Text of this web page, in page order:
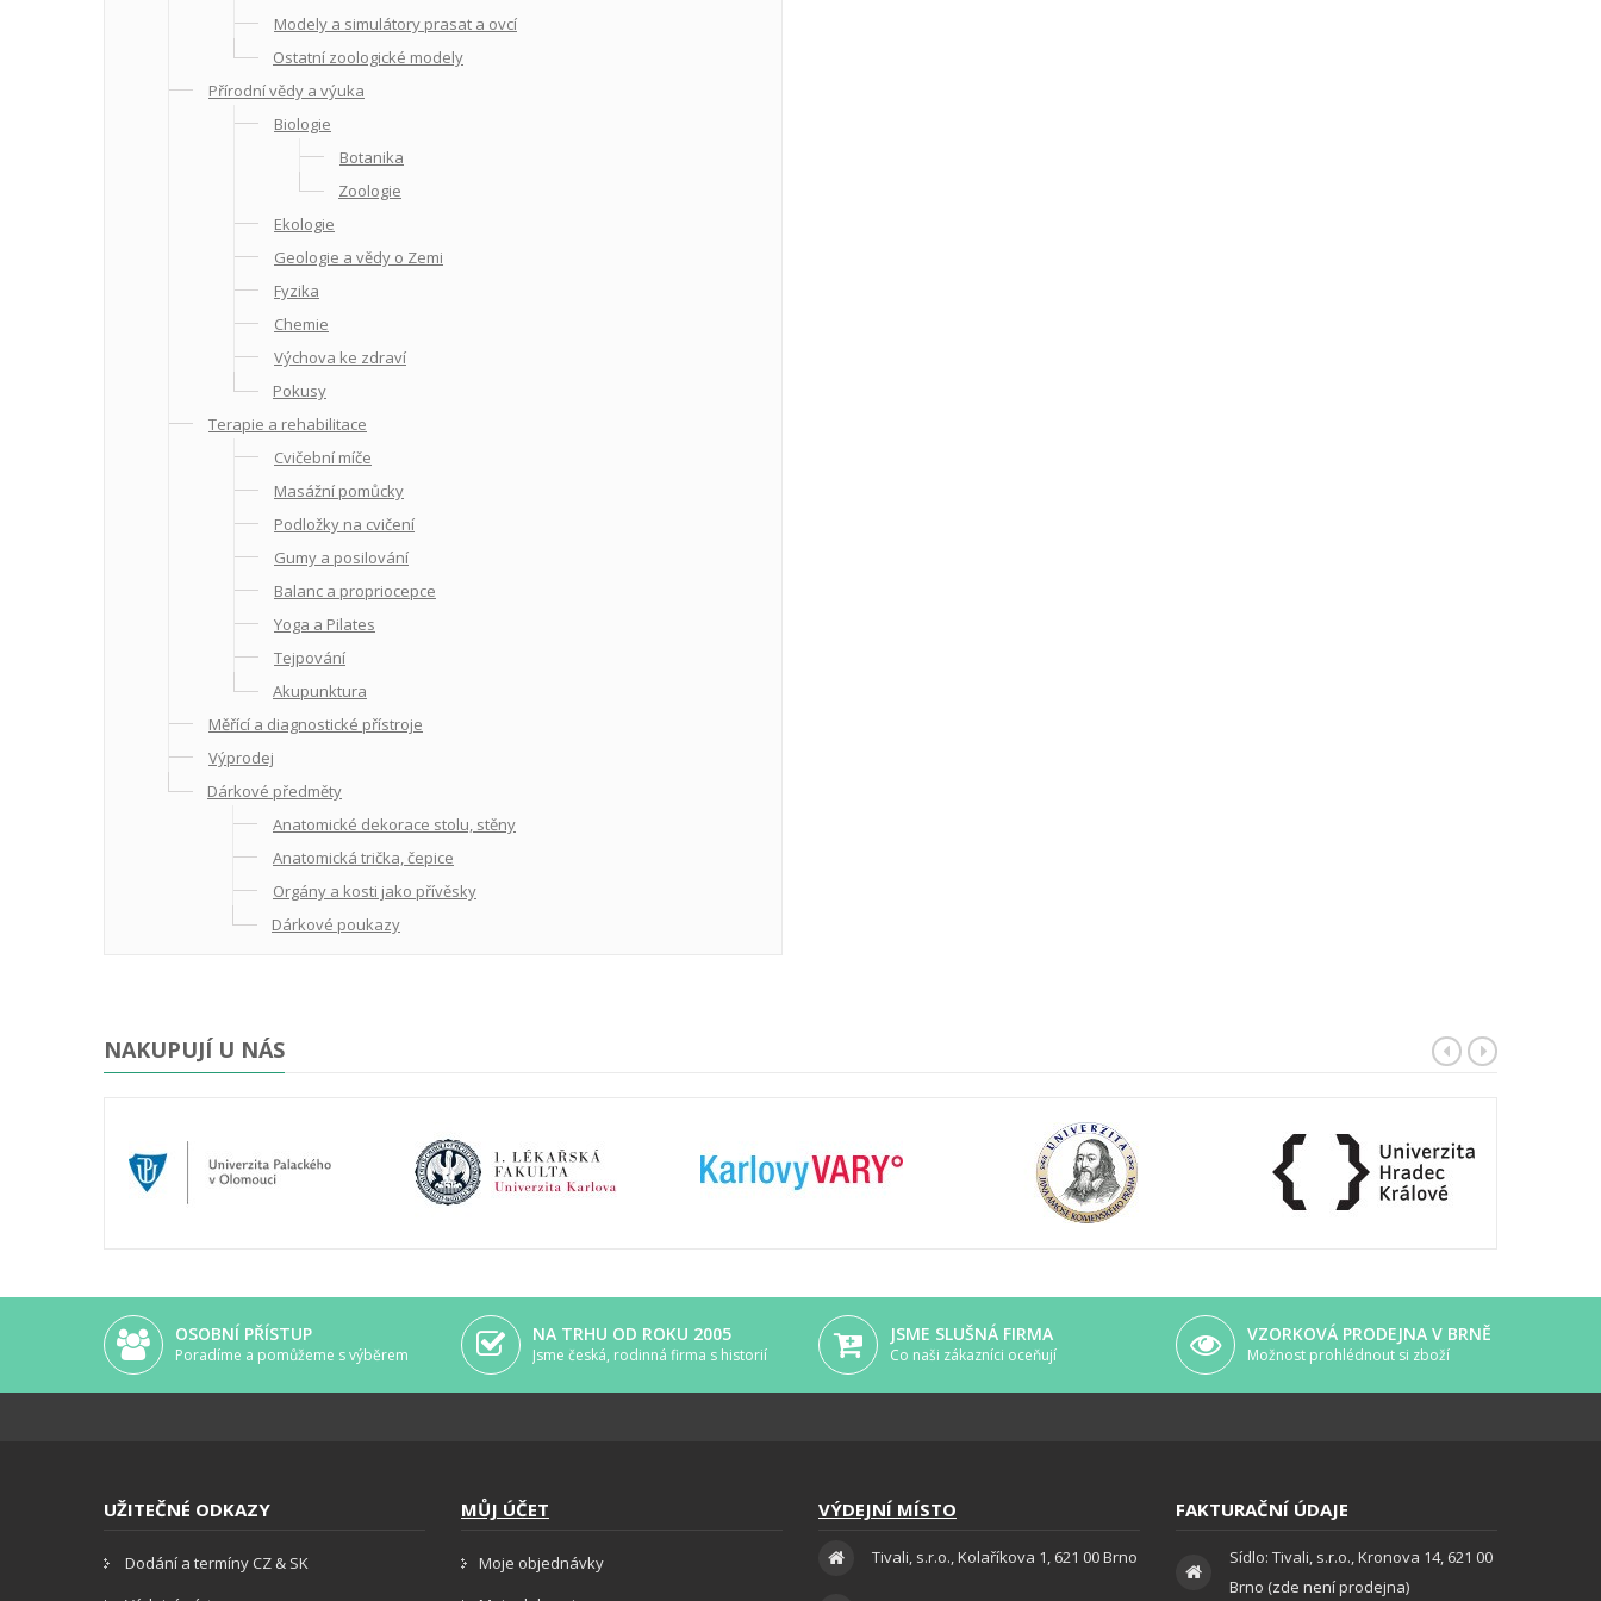
Modely a simulátory prasat a ovcí
Ostatní zoologické modely
Přírodní vědy a výuka
Biologie
Botanika
Zoologie
Ekologie
Geologie a vědy o Zemi
Fyzika
Chemie
Výchova ke zdraví
Pokusy
Terapie a rehabilitace
Cvičební míče
Masážní pomůcky
Podložky na cvičení
Gumy a posilování
Balanc a propriocepce
Yoga a Pilates
Tejpování
Akupunktura
Měřící a diagnostické přístroje
Výprodej
Dárkové předměty
Anatomické dekorace stolu, stěny
Anatomická trička, čepice
Orgány a kosti jako přívěsky
Dárkové poukazy
NAKUPUJÍ U NÁS
OSOBNÍ PŘÍSTUP
Poradíme a pomůžeme s výběrem
NA TRHU OD ROKU 2005
Jsme česká, rodinná firma s historií
JSME SLUŠNÁ FIRMA
Co naši zákazníci oceňují
VZORKOVÁ PRODEJNA V BRNĚ
Možnost prohlédnout si zboží
UŽITEČNÉ ODKAZY
Dodání a termíny CZ & SK
MŮJ ÚČET
Moje objednávky
VÝDEJNÍ MÍSTO
Tivali, s.r.o., Kolaříkova 1, 621 00 Brno
FAKTURAČNÍ ÚDAJE
Sídlo: Tivali, s.r.o., Kronova 14, 621 00
Brno (zde není prodejna)